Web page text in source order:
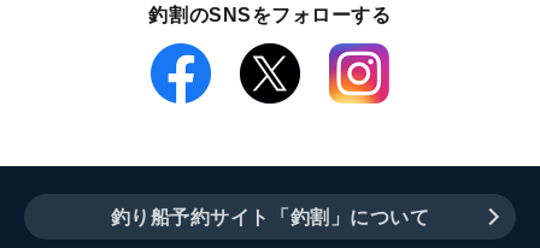
釣割のSNSをフォローする
釣り船予約サイト「釣割」について